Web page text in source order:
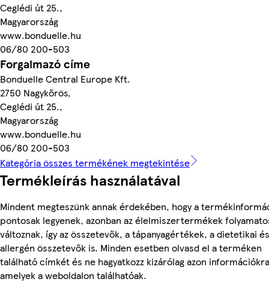
Ceglédi út 25.,
Magyarország
www.bonduelle.hu
06/80 200-503
Forgalmazó címe
Bonduelle Central Europe Kft.
2750 Nagykőrös,
Ceglédi út 25.,
Magyarország
www.bonduelle.hu
06/80 200-503
Kategória összes termékének megtekintése
Termékleírás használatával
Mindent megteszünk annak érdekében, hogy a
pontosak legyenek, azonban az élelmiszertermékek
változnak, így az összetevők, a tápanyagértékek, a dietetikai és
allergén összetevők is. Minden esetben olvasd el a terméken
található címkét és ne hagyatkozz kizárólag azon
amelyek a weboldalon találhatóak.